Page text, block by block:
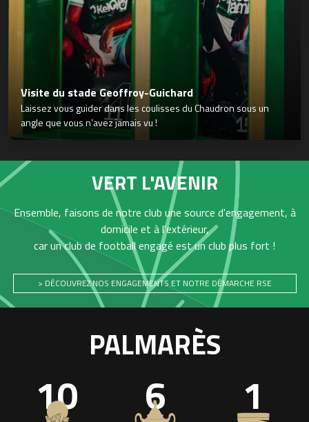
Visite du stade Geoffroy-Guichard
Laissez vous guider dans les coulisses du Chaudron sous un
angle que vous n’avez jamais vu !
VERT L'AVENIR
Ensemble, faisons de notre club une source d'engagement, à
domicile et à l'extérieur,
car un club de football engagé est un club plus fort !
> DÉCOUVREZ NOS ENGAGEMENTS ET NOTRE DÉMARCHE RSE
PALMARÈS
10 6 1